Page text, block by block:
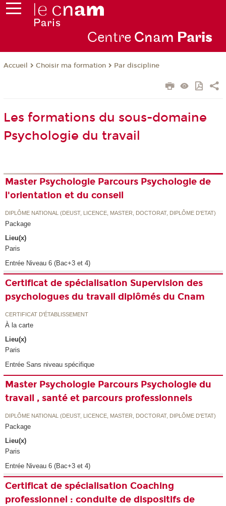
Centre Cnam Paris
Accueil Choisir ma formation Par discipline
Les formations du sous-domaine
Psychologie du travail
Master Psychologie Parcours Psychologie de
l'orientation et du conseil
DIPLÔME NATIONAL (DEUST, LICENCE, MASTER, DOCTORAT, DIPLÔME D'ETAT)
Package
Lieu(x)
Paris
Entrée Niveau 6 (Bac+3 et 4)
Certificat de spécialisation Supervision des
psychologues du travail diplômés du Cnam
CERTIFICAT D'ÉTABLISSEMENT
À la carte
Lieu(x)
Paris
Entrée Sans niveau spécifique
Master Psychologie Parcours Psychologie du
travail , santé et parcours professionnels
DIPLÔME NATIONAL (DEUST, LICENCE, MASTER, DOCTORAT, DIPLÔME D'ETAT)
Package
Lieu(x)
Paris
Entrée Niveau 6 (Bac+3 et 4)
Certificat de spécialisation Coaching
professionnel : conduite de dispositifs de